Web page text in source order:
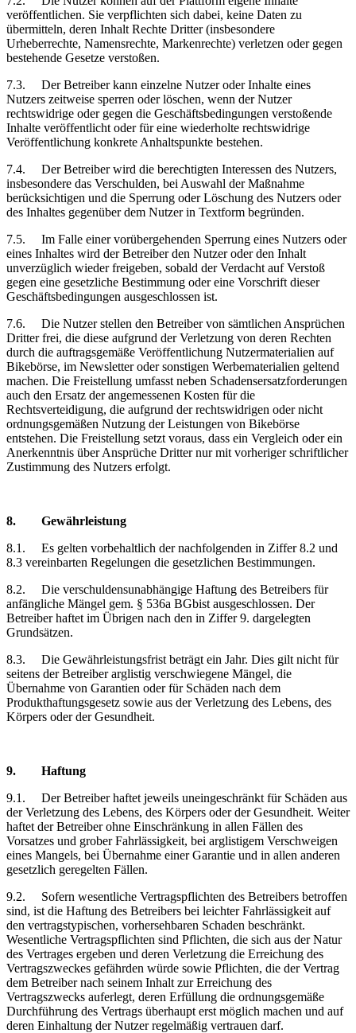
veröffentlichen. Sie verpflichten sich dabei, keine Daten zu
übermitteln, deren Inhalt Rechte Dritter (insbesondere
Urheberrechte, Namensrechte, Markenrechte) verletzen oder gegen
bestehende Gesetze verstoßen.
7.3.
Der Betreiber kann einzelne Nutzer oder Inhalte eines
Nutzers zeitweise sperren oder löschen, wenn der Nutzer
rechtswidrige oder gegen die Geschäftsbedingungen verstoßende
Inhalte veröffentlicht oder für eine wiederholte rechtswidrige
Veröffentlichung konkrete Anhaltspunkte bestehen.
7.4.
Der Betreiber wird die berechtigten Interessen des Nutzers,
insbesondere das Verschulden, bei Auswahl der Maßnahme
berücksichtigen und die Sperrung oder Löschung des Nutzers oder
des Inhaltes gegenüber dem Nutzer in Textform begründen.
7.5.
Im Falle einer vorübergehenden Sperrung eines Nutzers oder
eines Inhaltes wird der Betreiber den Nutzer oder den Inhalt
unverzüglich wieder freigeben, sobald der Verdacht auf Verstoß
gegen eine gesetzliche Bestimmung oder eine Vorschrift dieser
Geschäftsbedingungen ausgeschlossen ist.
7.6.
Die Nutzer stellen den Betreiber von sämtlichen Ansprüchen
Dritter frei, die diese aufgrund der Verletzung von deren Rechten
durch die auftragsgemäße Veröffentlichung Nutzermaterialien auf
Bikebörse, im Newsletter oder sonstigen Werbematerialien geltend
machen. Die Freistellung umfasst neben Schadensersatzforderungen
auch den Ersatz der angemessenen Kosten für die
Rechtsverteidigung, die aufgrund der rechtswidrigen oder nicht
ordnungsgemäßen Nutzung der Leistungen von Bikebörse
entstehen. Die Freistellung setzt voraus, dass ein Vergleich oder ein
Anerkenntnis über Ansprüche Dritter nur mit vorheriger schriftlicher
Zustimmung des Nutzers erfolgt.
8.
Gewährleistung
8.1.
Es gelten vorbehaltlich der nachfolgenden in Ziffer 8.2 und
8.3 vereinbarten Regelungen die gesetzlichen Bestimmungen.
8.2.
Die verschuldensunabhängige Haftung des Betreibers für
anfängliche Mängel gem. § 536a BGbist ausgeschlossen. Der
Betreiber haftet im Übrigen nach den in Ziffer 9. dargelegten
Grundsätzen.
8.3.
Die Gewährleistungsfrist beträgt ein Jahr. Dies gilt nicht für
seitens der Betreiber arglistig verschwiegene Mängel, die
Übernahme von Garantien oder für Schäden nach dem
Produkthaftungsgesetz sowie aus der Verletzung des Lebens, des
Körpers oder der Gesundheit.
9.
Haftung
9.1.
Der Betreiber haftet jeweils uneingeschränkt für Schäden aus
der Verletzung des Lebens, des Körpers oder der Gesundheit. Weiter
haftet der Betreiber ohne Einschränkung in allen Fällen des
Vorsatzes und grober Fahrlässigkeit, bei arglistigem Verschweigen
eines Mangels, bei Übernahme einer Garantie und in allen anderen
gesetzlich geregelten Fällen.
9.2.
Sofern wesentliche Vertragspflichten des Betreibers betroffen
sind, ist die Haftung des Betreibers bei leichter Fahrlässigkeit auf
den vertragstypischen, vorhersehbaren Schaden beschränkt.
Wesentliche Vertragspflichten sind Pflichten, die sich aus der Natur
des Vertrages ergeben und deren Verletzung die Erreichung des
Vertragszweckes gefährden würde sowie Pflichten, die der Vertrag
dem Betreiber nach seinem Inhalt zur Erreichung des
Vertragszwecks auferlegt, deren Erfüllung die ordnungsgemäße
Durchführung des Vertrags überhaupt erst möglich machen und auf
deren Einhaltung der Nutzer regelmäßig vertrauen darf.